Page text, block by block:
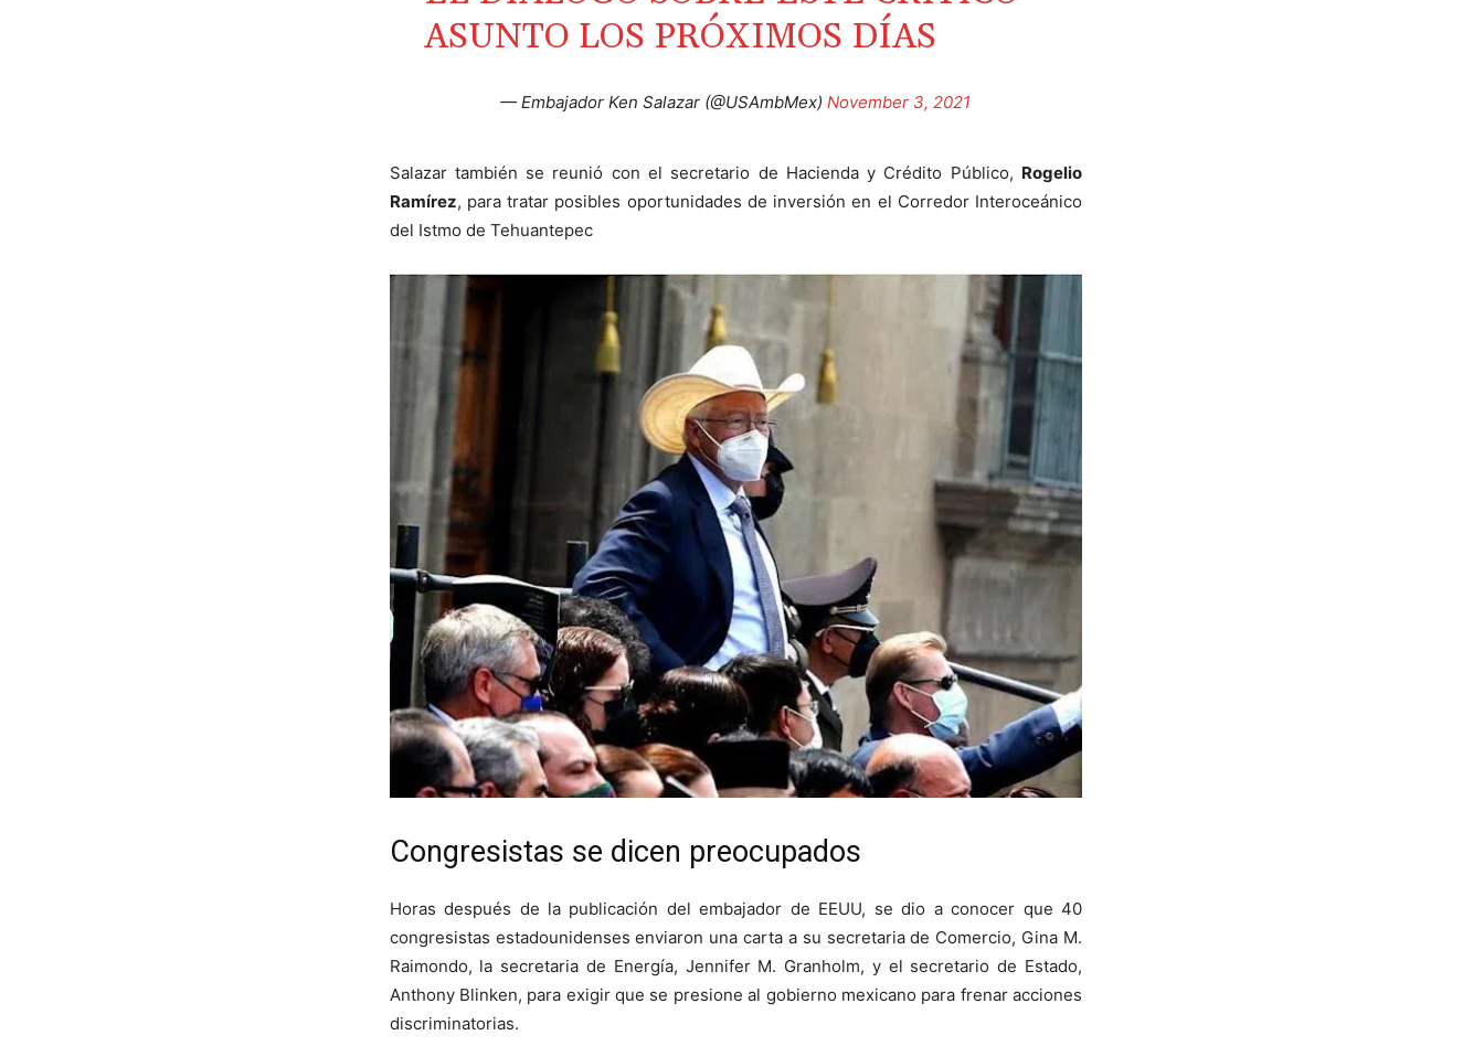
ASUNTO LOS PRÓXIMOS DÍAS
— Embajador Ken Salazar (@USAmbMex)November 3, 2021
Salazar también se reunió con el secretario de Hacienda y Crédito Público, Rogelio
Ramírez, para tratar posibles oportunidades de inversión en el Corredor Interoceánico
del Istmo de Tehuantepec
Congresistas se dicen preocupados
Horas después de la publicación del embajador de EEUU, se dio a conocer que 40
congresistas estadounidenses enviaron una carta a su secretaria de Comercio, Gina M.
Raimondo, la secretaria de Energía, Jennifer M. Granholm, y el secretario de Estado,
Anthony Blinken, para exigir que se presione al gobierno mexicano para frenar acciones
discriminatorias.